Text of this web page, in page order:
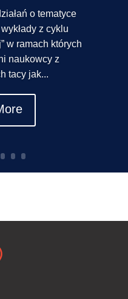
o tematyce
z cyklu
w ramach których
naukowcy z
tacy jak...